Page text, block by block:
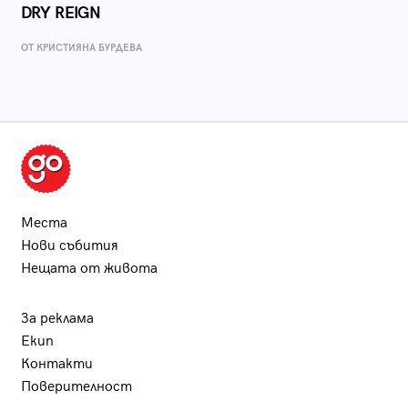
DRY REIGN
ОТ КРИСТИЯНА БУРДЕВА
Места
Нови събития
Нещата от живота
За реклама
Екип
Контакти
Поверителност